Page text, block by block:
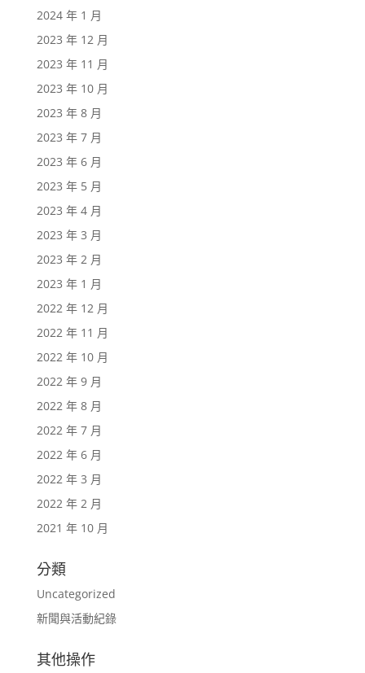
2024 年 1 月
2023 年 12 月
2023 年 11 月
2023 年 10 月
2023 年 8 月
2023 年 7 月
2023 年 6 月
2023 年 5 月
2023 年 4 月
2023 年 3 月
2023 年 2 月
2023 年 1 月
2022 年 12 月
2022 年 11 月
2022 年 10 月
2022 年 9 月
2022 年 8 月
2022 年 7 月
2022 年 6 月
2022 年 3 月
2022 年 2 月
2021 年 10 月
分類
Uncategorized
新聞與活動紀錄
其他操作